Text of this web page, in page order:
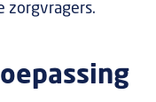
zorgvragers.